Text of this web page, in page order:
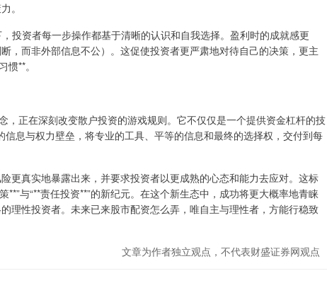
。
投资者每一步操作都基于清晰的认识和自我选择。盈利时的成就感更
，而非外部信息不公）。这促使投资者更严肃地对待自己的决策，更主
**。
，正在深刻改变散户投资的游戏规则。它不仅仅是一个提供资金杠杆的技
息与权力壁垒，将专业的工具、平等的信息和最终的选择权，交付到每
更真实地暴露出来，并要求投资者以更成熟的心态和能力去应对。这标
**”与“**责任投资**”的新纪元。在这个新生态中，成功将更大概率地青睐
理性投资者。未来已来股市配资怎么弄，唯自主与理性者，方能行稳致
文章为作者独立观点，不代表财盛证券网观点